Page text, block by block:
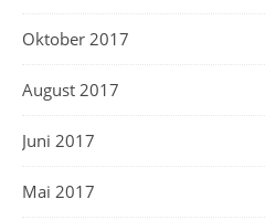
Oktober 2017
August 2017
Juni 2017
Mai 2017